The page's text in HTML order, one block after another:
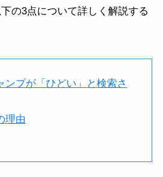
の3点について詳しく解説する
ンプが「ひどい」と検索さ
理由